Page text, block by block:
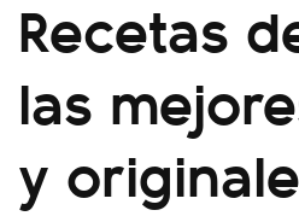
Recetas
las
y